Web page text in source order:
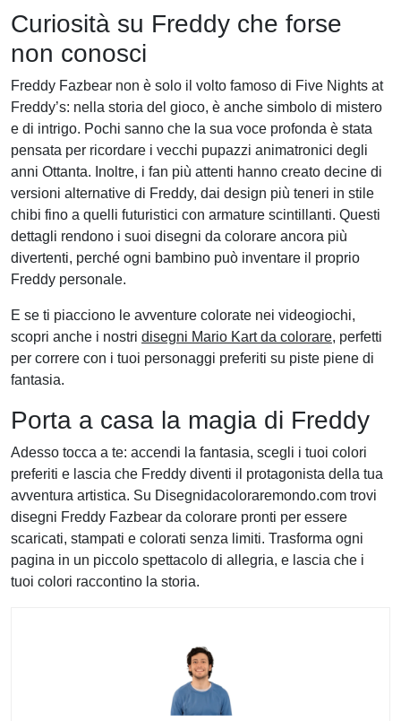
Curiosità su Freddy che forse
non conosci
Freddy Fazbear non è solo il volto famoso di Five Nights at
Freddy’s: nella storia del gioco, è anche simbolo di mistero
e di intrigo. Pochi sanno che la sua voce profonda è stata
pensata per ricordare i vecchi pupazzi animatronici degli
anni Ottanta. Inoltre, i fan più attenti hanno creato decine di
versioni alternative di Freddy, dai design più teneri in stile
chibi fino a quelli futuristici con armature scintillanti. Questi
dettagli rendono i suoi disegni da colorare ancora più
divertenti, perché ogni bambino può inventare il proprio
Freddy personale.
E se ti piacciono le avventure colorate nei videogiochi,
scopri anche i nostri disegni Mario Kart da colorare, perfetti
per correre con i tuoi personaggi preferiti su piste piene di
fantasia.
Porta a casa la magia di Freddy
Adesso tocca a te: accendi la fantasia, scegli i tuoi colori
preferiti e lascia che Freddy diventi il protagonista della tua
avventura artistica. Su Disegnidacoloraremondo.com trovi
disegni Freddy Fazbear da colorare pronti per essere
scaricati, stampati e colorati senza limiti. Trasforma ogni
pagina in un piccolo spettacolo di allegria, e lascia che i
tuoi colori raccontino la storia.